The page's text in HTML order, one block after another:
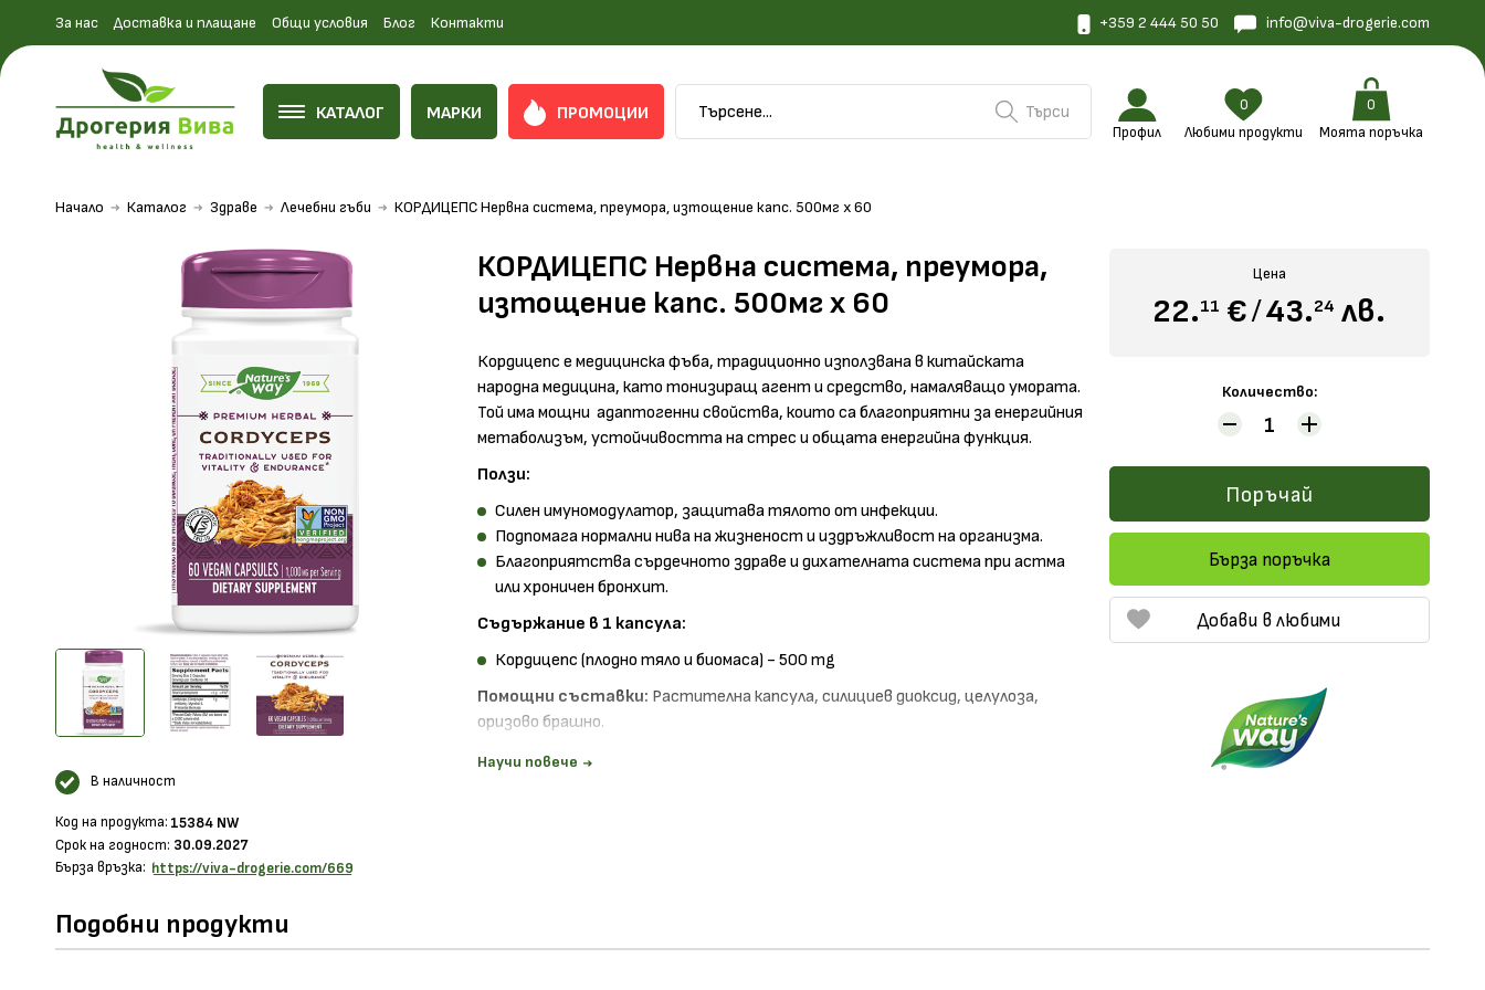
За нас Доставка и плащане Общи условия Блог Контакти +359 2 444 50 50 info@viva-drogerie.com
КАТАЛОГ МАРКИ ПРОМОЦИИ Търси
Профил Любими продукти
0
0
Моята поръчка
Начало Каталог Здраве Лечебни гъби КОРДИЦЕПС Нервна система, преумора, изтощение капс. 500мг х 60
В наличност
Код на продукта: 15384 NW
Срок на годност: 30.09.2027
Бърза връзка: https://viva-drogerie.com/669
КОРДИЦЕПС Нервна система, преумора,
изтощение капс. 500мг х 60
Кордицепс е медицинска фъба, традиционно използвана в китайската
народна медицина, като тонизиращ агент и средство, намаляващо умората.
Той има мощни адаптогенни свойства, които са благоприятни за енергийния
метаболизъм, устойчивостта на стрес и общата енергийна функция.
Ползи:
Силен имуномодулатор, защитава тялото от инфекции.
Подпомага нормални нива на жизненост и издръжливост на организма.
Благоприятства сърдечното здраве и дихателната система при астма
или хроничен бронхит.
Съдържание в 1 капсула:
Кордицепс (плодно тяло и биомаса) - 500 mg
Помощни съставки: Растителна капсула, силициев диоксид, целулоза,
оризово брашно.
Не съдържа:изкуствени оцветители, аромати, консерванти, млечни
Научи повече
Цена
22.11 €/43.24 лв.
Количество:
Поръчай
Бърза поръчка
Добави в любими
Подобни продукти